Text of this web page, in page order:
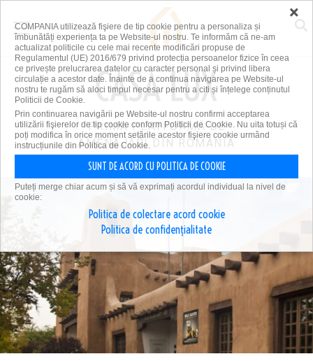
PRIMA PLATFORMĂ DE
AMENAJĂRI DIN ROMÂNIA
×
COMPANIA utilizează fişiere de tip cookie pentru a personaliza și
îmbunătăți experiența ta pe Website-ul nostru. Te informăm că ne-am
actualizat politicile cu cele mai recente modificări propuse de
Regulamentul (UE) 2016/679 privind protecția persoanelor fizice în ceea
ce privește prelucrarea datelor cu caracter personal și privind libera
circulație a acestor date. Înainte de a continua navigarea pe Website-ul
nostru te rugăm să aloci timpul necesar pentru a citi și înțelege conținutul
Politicii de Cookie.
Prin continuarea navigării pe Website-ul nostru confirmi acceptarea
utilizării fişierelor de tip cookie conform Politicii de Cookie. Nu uita totuși că
poți modifica în orice moment setările acestor fişiere cookie urmând
instrucțiunile din Politica de Cookie.
SUNT DE ACORD CU POLITICA DE COOKIE
Puteți merge chiar acum și să vă exprimați acordul individual la nivel de
cookie:
Politica de colectare acord cookie
Politica de confidențialitate